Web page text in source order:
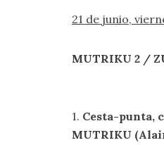
21 de junio,
MUTRIKU 2 /
1. Cesta-punta,
MUTRIKU